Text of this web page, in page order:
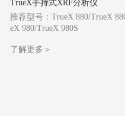
TrueX手持式XRF分析仪
推荐型号：TrueX 880/TrueX
eX 980/TrueX 980S
了解更多＞